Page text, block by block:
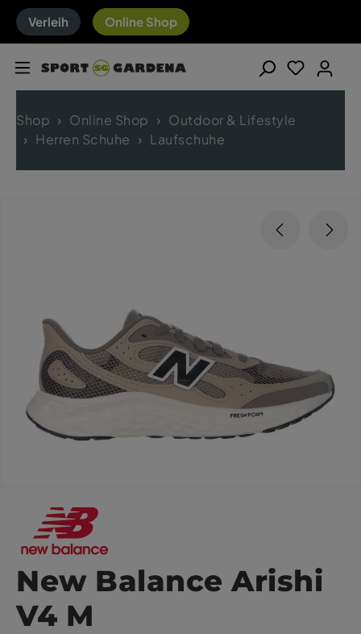
Verleih Online Shop
Shop Online Shop
Outdoor & Lifestyle
Herren Schuhe
Laufschuhe
New Balance Arishi
V4 M